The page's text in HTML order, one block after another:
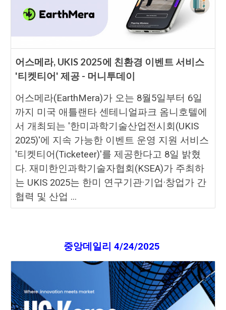
어스메라, UKIS 2025에 친환경 이벤트 서비스
'티켓티어' 제공 - 머니투데이
어스메라(EarthMera)가 오는 8월5일부터 6일
까지 미국 애틀랜타 센테니얼파크 옴니호텔에
서 개최되는 '한미과학기술산업전시회(UKIS
2025)'에 지속 가능한 이벤트 운영 지원 서비스
'티켓티어(Ticketeer)'를 제공한다고 8일 밝혔
다. 재미한인과학기술자협회(KSEA)가 주최하
는 UKIS 2025는 한미 연구기관·기업·창업가 간
협력 및 산업 ...
중앙데일리 4/24/2025